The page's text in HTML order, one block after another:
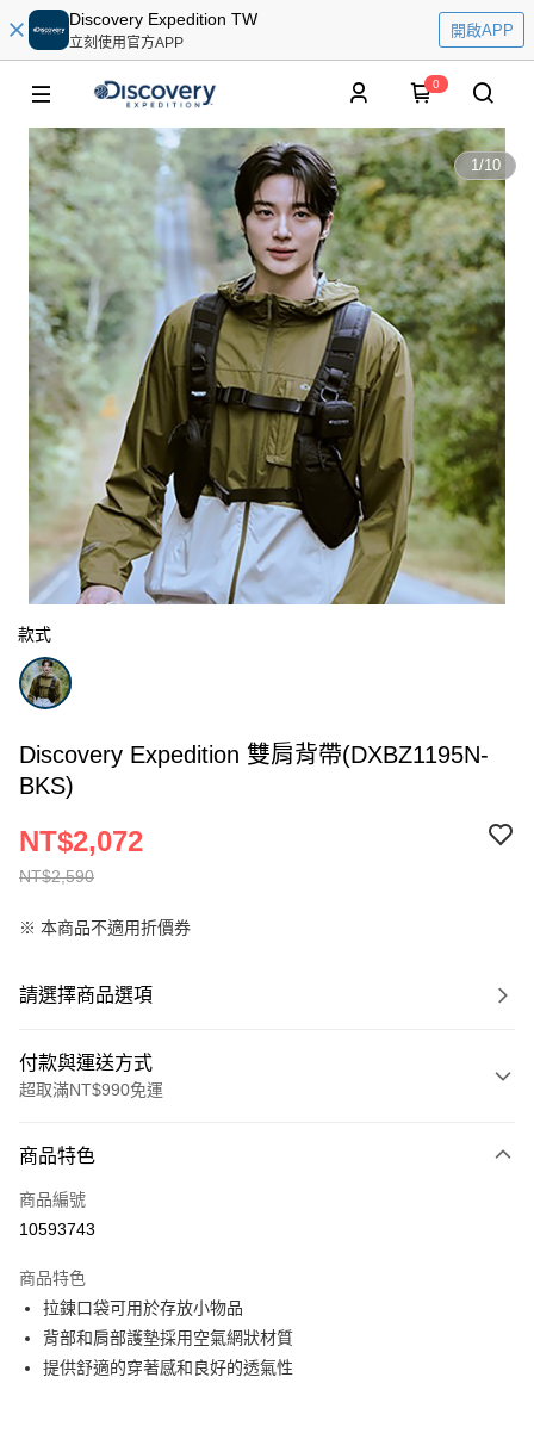
Discovery Expedition TW
立刻使用官方APP
開啟APP
0
1/10
款式
Discovery Expedition 雙肩背帶(DXBZ1195N-
BKS)
NT$2,590
NT$2,072
※ 本商品不適用折價券
請選擇商品選項
付款與運送方式
超取滿NT$990免運
信用卡一次付款
超商取貨付款
Apple Pay
運送方式
商品特色
商品編號
10593743
商品特色
拉鍊口袋可用於存放小物品
背部和肩部護墊採用空氣網狀材質
提供舒適的穿著感和良好的透氣性